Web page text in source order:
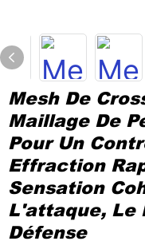
Mesh De
Maillage De
Pour Un
Effraction
Sensation
L'attaque, Le
Défense